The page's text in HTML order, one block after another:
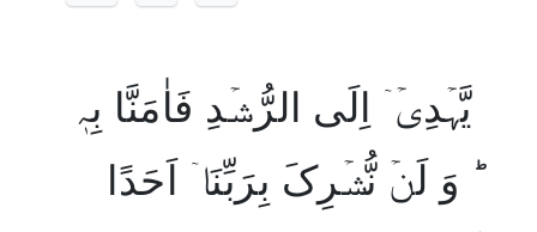
یَّہۡدِیۡۤ اِلَی الرُّشۡدِ فَاٰمَنَّا بِہٖ
ؕ وَ لَنۡ نُّشۡرِکَ بِرَبِّنَاۤ اَحَدًا